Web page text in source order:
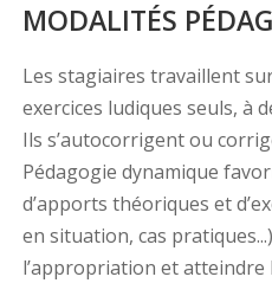
MODALITÉS
Les stagiaires travaillent
exercices ludiques seuls, à
Ils s’autocorrigent ou
Pédagogie dynamique
d’apports théoriques et
en situation, cas
l’appropriation et atteindre